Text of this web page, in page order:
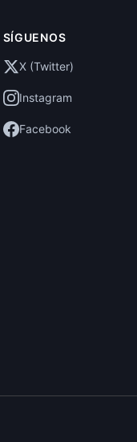
SÍGUENOS
X (Twitter)
Instagram
Facebook